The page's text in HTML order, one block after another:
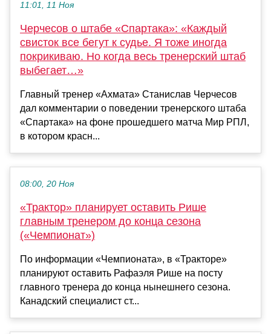
11:01, 11 Ноя
Черчесов о штабе «Спартака»: «Каждый
свисток все бегут к судье. Я тоже иногда
покрикиваю. Но когда весь тренерский штаб
выбегает…»
Главный тренер «Ахмата» Станислав Черчесов
дал комментарии о поведении тренерского штаба
«Спартака» на фоне прошедшего матча Мир РПЛ,
в котором красн...
08:00, 20 Ноя
«Трактор» планирует оставить Рише
главным тренером до конца сезона
(«Чемпионат»)
По информации «Чемпионата», в «Тракторе»
планируют оставить Рафаэля Рише на посту
главного тренера до конца нынешнего сезона.
Канадский специалист ст...